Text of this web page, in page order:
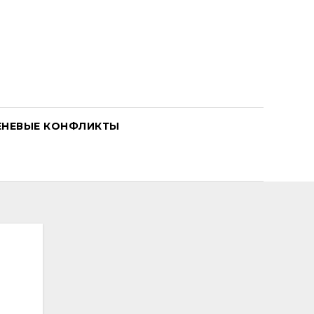
КОНФЛИКТЫ